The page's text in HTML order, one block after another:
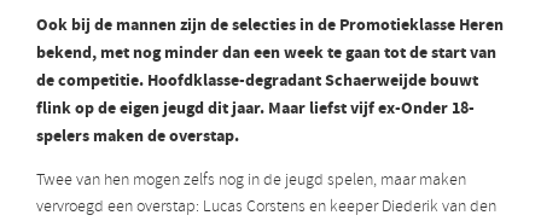
Ook bij de mannen zijn de selecties in de Promotieklasse Heren
bekend, met nog minder dan een week te gaan tot de start van
de competitie. Hoofdklasse-degradant Schaerweijde bouwt
flink op de eigen jeugd dit jaar. Maar liefst vijf ex-Onder 18-
spelers maken de overstap.
Twee van hen mogen zelfs nog in de jeugd spelen, maar maken
vervroegd een overstap: Lucas Corstens en keeper Diederik van den